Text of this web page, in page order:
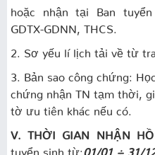
hoặc nhận tại Ban
GDTX-GDNN, THCS.
2. Sơ yếu lí lịch tải về từ
3. Bản sao công chứng:
chứng nhận TN tạm thời,
tờ ưu tiên khác nếu có.
V. THỜI GIAN NHẬN
tuyển sinh từ: 01/01 ÷ 31/